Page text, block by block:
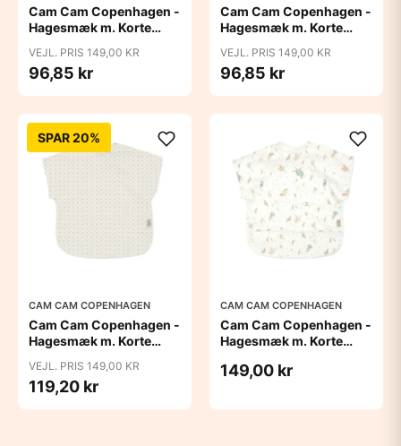
Cam Cam Copenhagen -
Hagesmæk m. Korte
VEJL. PRIS 149,00 KR
96,85 kr
Cam Cam Copenhagen -
Hagesmæk m. Korte
VEJL. PRIS 149,00 KR
96,85 kr
SPAR 20%
CAM CAM COPENHAGEN
Cam Cam Copenhagen -
Hagesmæk m. Korte
VEJL. PRIS 149,00 KR
119,20 kr
CAM CAM COPENHAGEN
Cam Cam Copenhagen -
Hagesmæk m. Korte
149,00 kr